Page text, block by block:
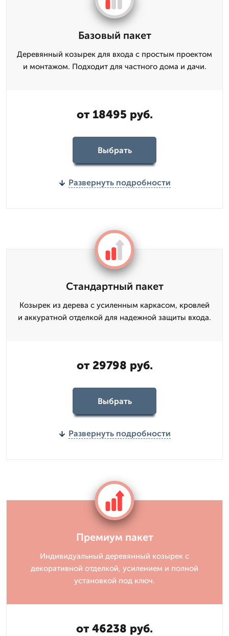
Базовый пакет
Деревянный козырек для входа с простым проектом
и монтажом. Подходит для частного дома и дачи.
от 18495 руб.
Выбрать
Развернуть подробности
Стандартный пакет
Козырек из дерева с усиленным каркасом, кровлей
и аккуратной отделкой для надежной защиты входа.
от 29798 руб.
Выбрать
Развернуть подробности
Премиум пакет
Индивидуальный деревянный козырек с
декоративной отделкой, усилением и полной
установкой под ключ.
от 46238 руб.